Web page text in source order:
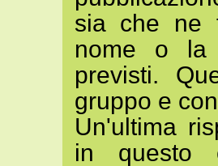
sia che ne
nome o la
previsti.
gruppo e
Un'ultima
in questo